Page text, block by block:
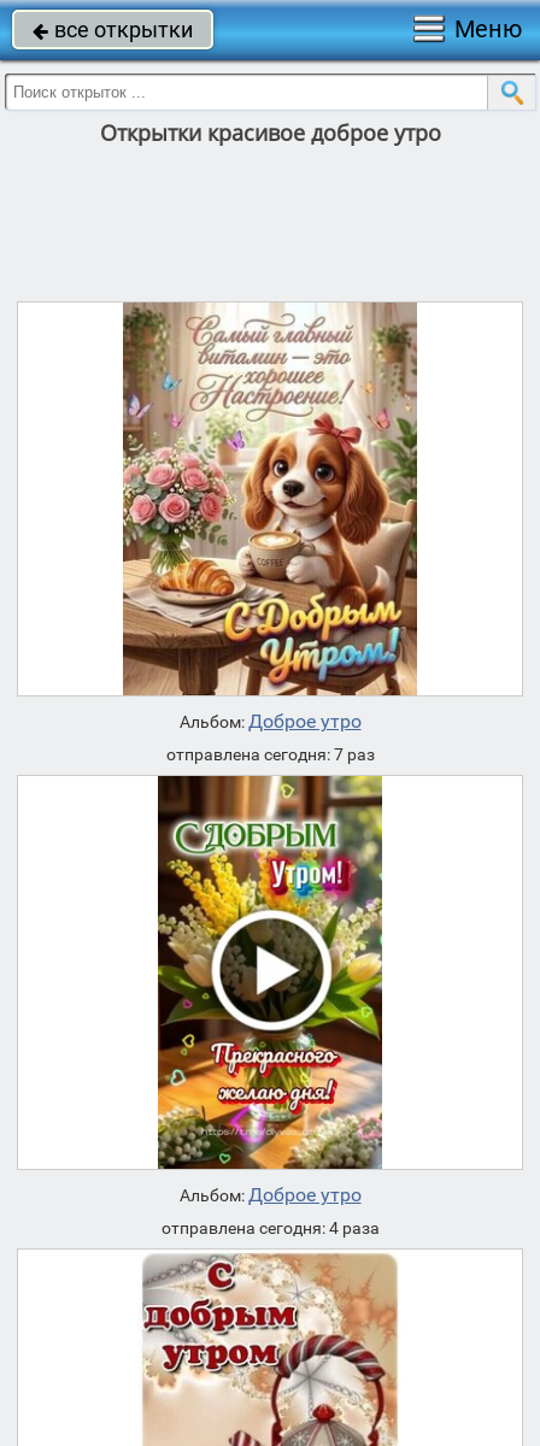
 все открытки Меню
Открытки красивое доброе утро
Альбом:Доброе утро
отправлена сегодня: 7 раз
Альбом:Доброе утро
отправлена сегодня: 4 раза